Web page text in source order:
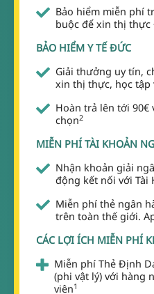
Bảo hiểm miễn phí
buộc để xin thị
BẢO HIỂM Y TẾ ĐỨC
Giải thưởng uy tín,
xin thị thực, học
Hoàn trả lên tới
chọn2
MIỄN PHÍ TÀI KHOẢN
Nhận khoản giải
động kết nối với Tài
Miễn phí thẻ ngân
trên toàn thế giới.
CÁC LỢI ÍCH MIỄN PHÍ
Miễn phí Thẻ Định
(phi vật lý) với hàng
viên1